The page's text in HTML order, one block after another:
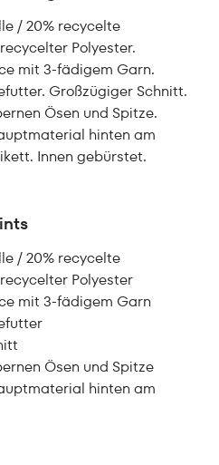
/ 20% recycelte
Polyester.
mit 3-fädigem Garn.
Großzügiger Schnitt.
Ösen und Spitze.
hinten am
Innen gebürstet.
/ 20% recycelte
Polyester
mit 3-fädigem Garn
Ösen und Spitze
hinten am